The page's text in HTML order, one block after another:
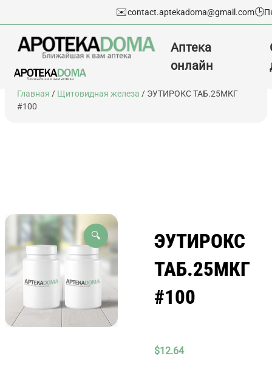
Перейти
содержимому
✉️contact.aptekadoma@gmail.com🕒
Аптека
онлайн
Главная / Щитовидная железа / ЭУТИРОКС ТАБ.25МКГ
#100
🔍
ЭУТИРОКС
ТАБ.25МКГ
#100
$12.64